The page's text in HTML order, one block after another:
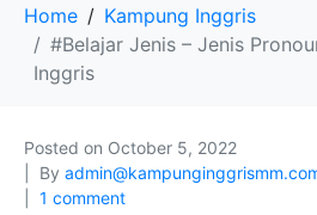
Home
Kampung Inggris
#Belajar Jenis – Jenis
Inggris
Posted on October 5, 2022
By
1 comment